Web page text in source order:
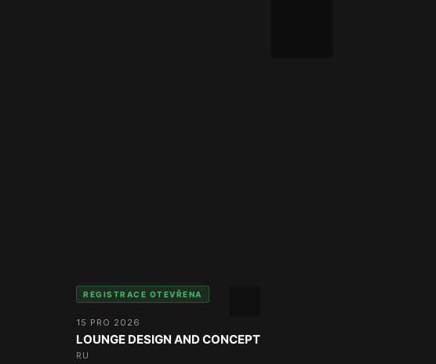
REGISTRACE OTEVŘENA
15 PRO 2026
LOUNGE DESIGN AND CONCEPT
RU